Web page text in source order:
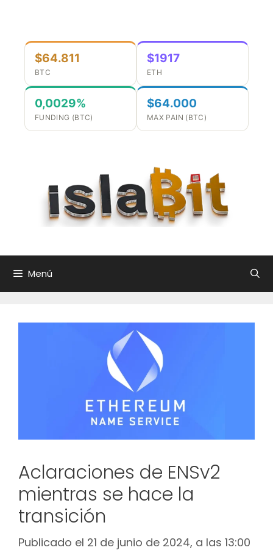
contenido
$64.811
BTC
$1917
ETH
0,0029%
FUNDING (BTC)
$64.000
MAX PAIN (BTC)
Menú
Aclaraciones de ENSv2
mientras se hace la
transición
Publicado el 21 de junio de 2024, a las 13:00